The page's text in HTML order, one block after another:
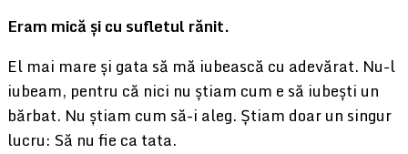
Eram mică și cu sufletul rănit.
El mai mare și gata să mă iubească cu adevărat. Nu-l
iubeam, pentru că nici nu știam cum e să iubești un
bărbat. Nu știam cum să-i aleg. Știam doar un singur
lucru: Să nu fie ca tata.